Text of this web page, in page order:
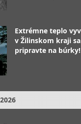
Extrémne teplo
v Žilinskom kraji sa
pripravte na búrky!